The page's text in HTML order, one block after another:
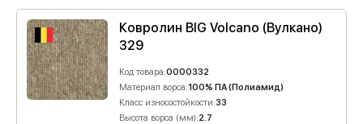
Ковролин BIG Volcano (Вулкано)
329
Код товара:0000332
Материал ворса:100% ПА (Полиамид)
Класс износостойкости:33
Высота ворса (мм):2.7